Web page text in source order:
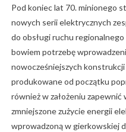
Pod koniec lat 70. minionego
nowych serii elektrycznych
do obsługi ruchu
bowiem potrzebę
nowocześniejszych
produkowane od początku
również w założeniu
zmniejszone zużycie energii
wprowadzoną w gierkowskiej